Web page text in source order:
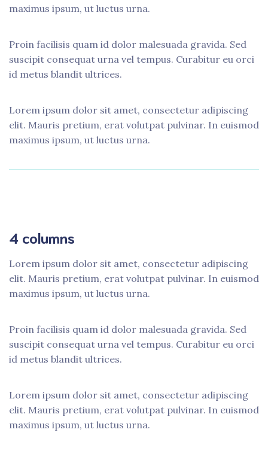
maximus ipsum, ut luctus urna.
Proin facilisis quam id dolor malesuada gravida. Sed
suscipit consequat urna vel tempus. Curabitur eu orci
id metus blandit ultrices.
Lorem ipsum dolor sit amet, consectetur adipiscing
elit. Mauris pretium, erat volutpat pulvinar. In euismod
maximus ipsum, ut luctus urna.
4 columns
Lorem ipsum dolor sit amet, consectetur adipiscing
elit. Mauris pretium, erat volutpat pulvinar. In euismod
maximus ipsum, ut luctus urna.
Proin facilisis quam id dolor malesuada gravida. Sed
suscipit consequat urna vel tempus. Curabitur eu orci
id metus blandit ultrices.
Lorem ipsum dolor sit amet, consectetur adipiscing
elit. Mauris pretium, erat volutpat pulvinar. In euismod
maximus ipsum, ut luctus urna.